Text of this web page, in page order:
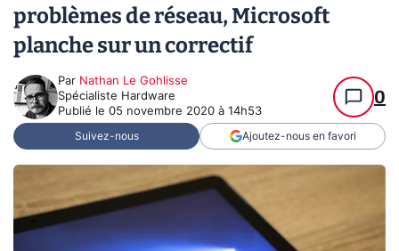
problèmes de réseau, Microsoft
planche sur un correctif
Par Nathan Le Gohlisse
Spécialiste Hardware
Publié le 05 novembre 2020 à 14h53
0
Suivez-nous Ajoutez-nous en favori